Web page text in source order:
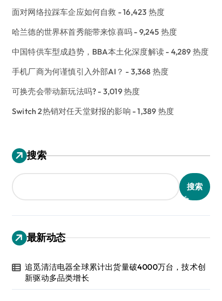
面对网络拉踩车企应如何自救 - 16,423 热度
哈兰德的世界杯首秀能带来惊喜吗 - 9,245 热度
中国特供车型成趋势，BBA本土化深度解读 - 4,289 热度
手机厂商为何谨慎引入外部AI？ - 3,368 热度
可换壳会带动新玩法吗? - 3,019 热度
Switch 2热销对任天堂财报的影响 - 1,389 热度
搜索
搜索
最新动态
追觅清洁电器全球累计出货量破4000万台，技术创
新驱动多品类增长